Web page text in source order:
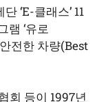
‘E-클래스’ 11
램 ‘유로
전한 차량(Best
회 등이 1997년